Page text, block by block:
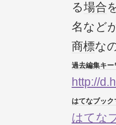
る場合
名など
商標な
過去編集キー
http://
はてなブック
はてな